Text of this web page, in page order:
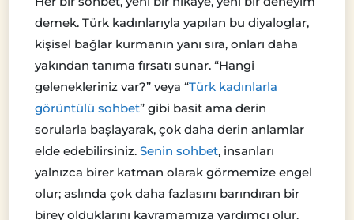
demek. Türk kadınlarıyla yapılan bu diyaloglar,
kişisel bağlar kurmanın yanı sıra, onları daha
yakından tanıma fırsatı sunar. “Hangi
gelenekleriniz var?” veya “Türk kadınlarla
görüntülü sohbet” gibi basit ama derin
sorularla başlayarak, çok daha derin anlamlar
elde edebilirsiniz. Senin sohbet, insanları
yalnızca birer katman olarak görmemize engel
olur; aslında çok daha fazlasını barındıran bir
birey olduklarını kavramamıza yardımcı olur.